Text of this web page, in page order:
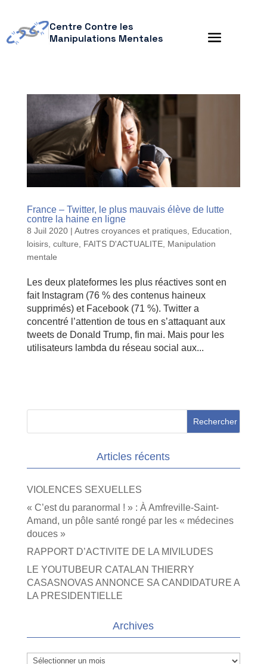
Centre Contre les
Manipulations Mentales
France – Twitter, le plus mauvais élève de lutte
contre la haine en ligne
8 Juil 2020| Autres croyances et pratiques, Education,
loisirs, culture
FAITS D'ACTUALITE, Manipulation
mentale
Les deux plateformes les plus réactives sont en
fait Instagram (76 % des contenus haineux
supprimés) et Facebook (71 %). Twitter a
concentré l’attention de tous en s’attaquant aux
tweets de Donald Trump, fin mai. Mais pour les
utilisateurs lambda du réseau social aux...
Articles récents
VIOLENCES SEXUELLES
« C’est du paranormal ! » : À Amfreville-Saint-
Amand, un pôle santé rongé par les « médecines
douces »
RAPPORT D’ACTIVITE DE LA MIVILUDES
LE YOUTUBEUR CATALAN THIERRY
CASASNOVAS ANNONCE SA CANDIDATURE A
LA PRESIDENTIELLE
Archives
Archives